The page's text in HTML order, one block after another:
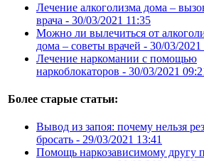
Лечение алкоголизма дома –
врача - 30/03/2021 11:35
Можно ли вылечиться от
дома – советы врачей - 30/03/2021
Лечение наркомании с помощью
наркоблокаторов - 30/03/2021
Более старые статьи:
Вывод из запоя: почему нельзя
бросать - 29/03/2021 13:41
Помощь наркозависимому другу